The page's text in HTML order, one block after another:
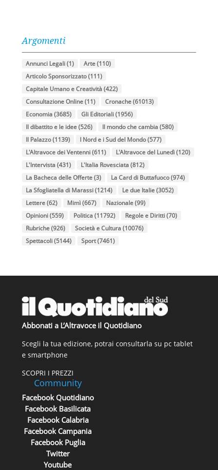
Argomenti
Annunci Legali(1) Arte(110)
Articolo Sponsorizzato(111)
Capitale Umano e Creatività(422)
Consultazione Online(11) Cronache(61013)
Economia(3685) Gli Editoriali(1956)
Il dibattito e le idee(526) Il mondo che cambia(580)
Il Palazzo(1139) I Nord e i Sud del Mondo(577)
L'Altravoce dei Ventenni(611) L'Altravoce del Lunedì(120)
L'Intervista(431) L'Italia Rovesciata(812)
La Bacheca delle Offerte(3) La Card di Buttafuoco(974)
La Sfogliatella di Marassi(1214) Le due Italie(3052)
Lettere(62) Mimì(667) Nazionale(99)
Opinioni(559) Politica(11792) Regole e Diritti(70)
Rubriche(926) Società e Cultura(10076)
Spettacoli(5144) Sport(7461)
Abbonati a L’Altravoce il Quotidiano
Scegli la tua edizione, potrai consultarla su pc tablet
e smartphone
SCOPRI I PREZZI
Community
Facebook Quotidiano
Facebook Basilicata
Facebook Calabria
Facebook Campania
Facebook Puglia
Twitter
Youtube